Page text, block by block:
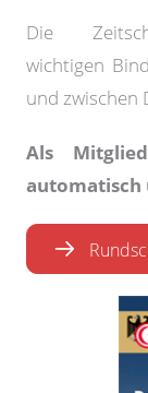
Die
wichtigen
und zwischen
Als
automatisch